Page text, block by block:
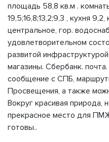
площадь 58,8 кв.м .
19,5;16,8;13,2;9,3 , кухня
центральное, гор.
удовлетворительном
развитой
магазины. Сбербанк.
сообщение с СПБ,
Просвещения, а также
Вокруг красивая природа,
прекрасное место для
готовы..